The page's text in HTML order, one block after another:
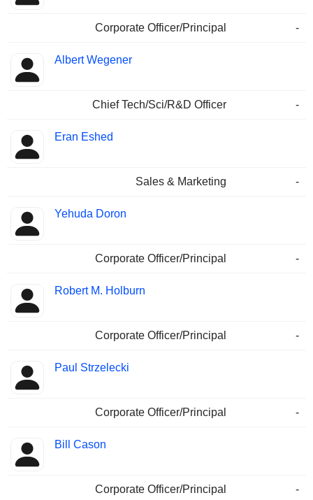
Corporate Officer/Principal -
Albert Wegener
Chief Tech/Sci/R&D Officer -
Eran Eshed
Sales & Marketing -
Yehuda Doron
Corporate Officer/Principal -
Robert M. Holburn
Corporate Officer/Principal -
Paul Strzelecki
Corporate Officer/Principal -
Bill Cason
Corporate Officer/Principal -